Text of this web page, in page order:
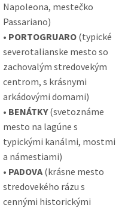
Napoleona, mestečko
Passariano)
• PORTOGRUARO (typické
severotalianske mesto so
zachovalým stredovekým
centrom, s krásnymi
arkádovými domami)
• BENÁTKY(svetoznáme
mesto na lagúne s
typickými kanálmi, mostmi
a námestiami)
• PADOVA (krásne mesto
stredovekého rázu s
cennými historickými